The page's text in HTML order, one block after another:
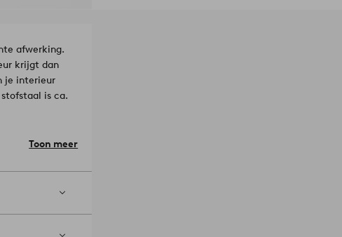
afwerking.
krijgt dan
je interieur
is ca.
Toon meer